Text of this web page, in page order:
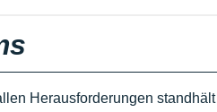
Herausforderungen standhält